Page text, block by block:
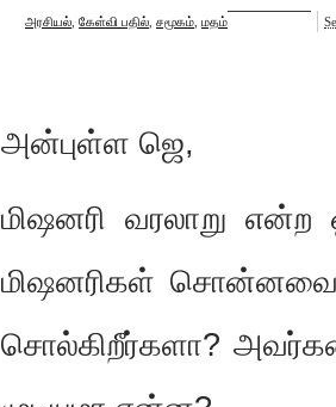
அரசியல் கேள்வி பதில் சமூகம் மதம்
அன்புள்ள ஜெ,
மிஷனரி வரலாறு என்ற
மிஷனரிகள்
சொல்கிறீர்களா?